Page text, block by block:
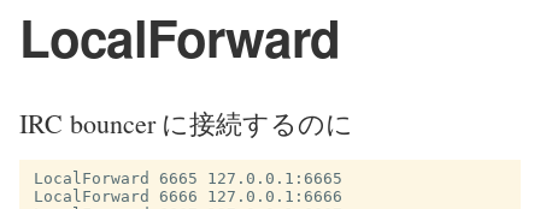
LocalForward
IRC bouncer に接続するのに
LocalForward 6665 127.0.0.1:6665
LocalForward 6666 127.0.0.1:6666